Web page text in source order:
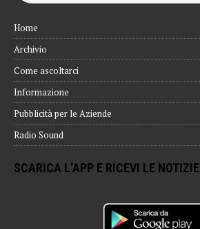
Home
Archivio
Come ascoltarci
Informazione
Pubblicità per le Aziende
Radio Sound
SCARICA L’APP E RICEVI LE NOTIZIE